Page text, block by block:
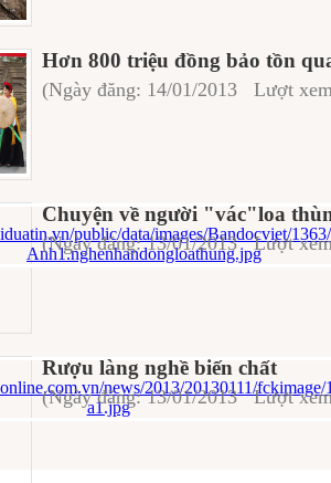
Hơn 800 triệu đồng bảo tồn
(Ngày đăng: 14/01/2013 Lượt
Chuyện về người "vác"loa
(Ngày đăng: 13/01/2013 Lượt
Rượu làng nghề biến chất
(Ngày đăng: 13/01/2013 Lượt